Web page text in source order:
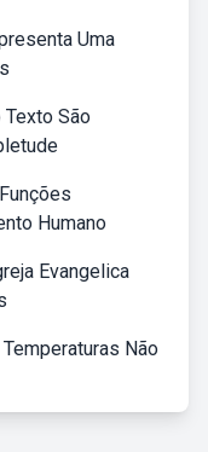
Uma
São
Humano
Evangelica
Não